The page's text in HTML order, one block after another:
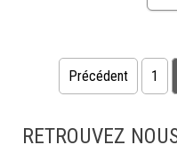
Pagination
Précédent 1
RETROUVEZ